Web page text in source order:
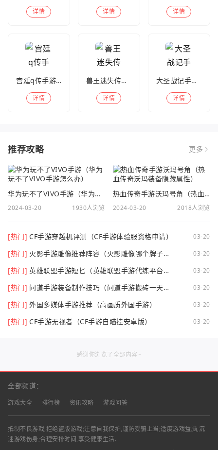
详情 详情 详情
宫廷q传手游百度版
详情
兽王迷失传奇高爆版
详情
大圣战记手游官方版
详情
推荐攻略 更多
华为玩不了VIVO手游（华为玩不了VIVO手游怎么办）
2024-03-20 1930人浏览
热血传奇手游沃玛号角（热血传奇沃玛装备隐藏属性）
2024-03-20 2018人浏览
[热门] CF手游穿越机评测（CF手游体验服资格申请） 03-20
[热门] 火影手游雕像推荐阵容（火影雕像哪个牌子
03-20
[热门] 英雄联盟手游短匕（英雄联盟手游代练平台哪
03-20
[热门] 问道手游装备制作技巧（问道手游搬砖一天可
03-20
[热门] 外国多媒体手游推荐（高画质外国手游） 03-20
[热门] CF手游无视者（CF手游自瞄挂安卓版） 03-20
感谢你浏览了全部内容~
全部频道：
游戏大全 排行榜 资讯攻略 游戏问答
抵制不良游戏,拒绝盗版游戏;注意自我保护,谨防受骗上当;适度游戏益脑,沉
迷游戏伤身;合理安排时间,享受健康生活.